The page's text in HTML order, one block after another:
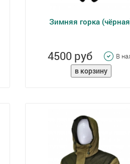
Зимняя горка
4500 руб В